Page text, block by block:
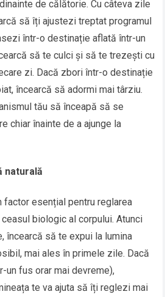
de călătorie. Cu câteva zile
să îți ajustezi treptat programul
într-o destinație aflată într-un
să te culci și să te trezești cu
zi. Dacă zbori într-o destinație
încearcă să adormi mai târziu.
tău să înceapă să se
chiar înainte de a ajunge la
naturală
factor esențial pentru reglarea
biologic al corpului. Atunci
încearcă să te expui la lumina
mai ales în primele zile. Dacă
fus orar mai devreme),
te va ajuta să îți reglezi mai